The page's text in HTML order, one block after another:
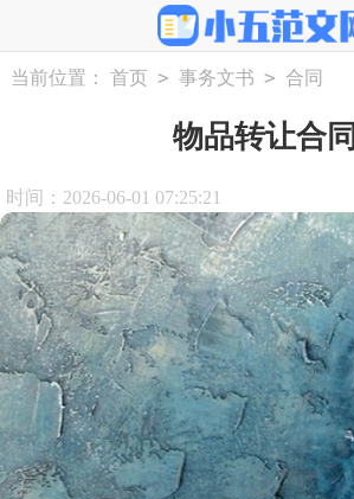
当前位置： 首页 > 事务文书 > 合同
物品转让合同
时间：2026-06-01 07:25:21